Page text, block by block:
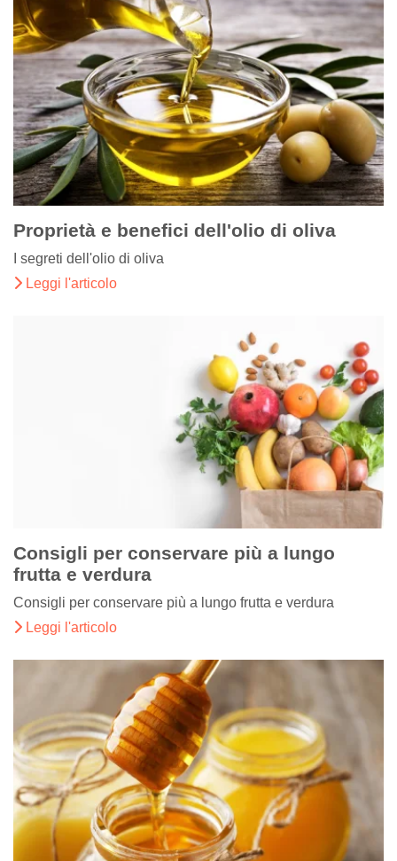
Proprietà e benefici dell'olio di oliva
I segreti dell'olio di oliva
Leggi l'articolo
Consigli per conservare più a lungo
frutta e verdura
Consigli per conservare più a lungo frutta e verdura
Leggi l'articolo